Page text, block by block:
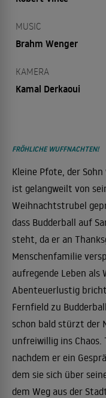
MUSIC
Brahm Wenger
KAMERA
Kamal Derkaoui
FRÖHLICHE WUFFNACHTEN!
Kleine Pfote, der
ist gelangweilt von
Weihnachtstrubel
dass Budderball auf
steht, da er an
Menschenfamilie
aufregende Leben als
Abenteuerlustig
Fernfield zu
schon bald stürzt der
unfreiwillig ins Chaos.
nachdem er ein
dem sie sich über
dem Weg aus der